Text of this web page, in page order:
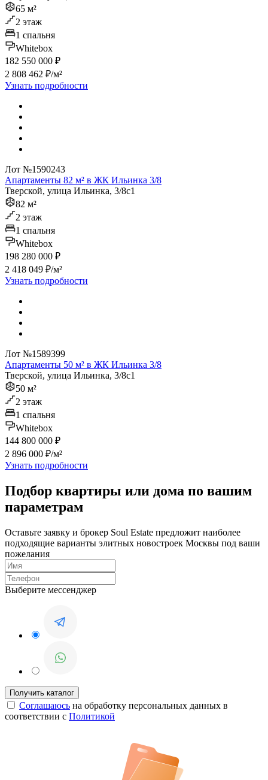
65 м²
2 этаж
1 спальня
Whitebox
182 550 000 ₽
2 808 462 ₽/м²
Узнать подробности
Лот №1590243
Апартаменты 82 м² в ЖК Ильинка 3/8
Тверской, улица Ильинка, 3/8с1
82 м²
2 этаж
1 спальня
Whitebox
198 280 000 ₽
2 418 049 ₽/м²
Узнать подробности
Лот №1589399
Апартаменты 50 м² в ЖК Ильинка 3/8
Тверской, улица Ильинка, 3/8с1
50 м²
2 этаж
1 спальня
Whitebox
144 800 000 ₽
2 896 000 ₽/м²
Узнать подробности
Подбор квартиры или дома по вашим
параметрам
Оставьте заявку и брокер Soul Estate предложит наиболее
подходящие варианты элитных новостроек Москвы под ваши
пожелания
Выберите мессенджер
Соглашаюсь на обработку персональных данных в
соответствии с Политикой